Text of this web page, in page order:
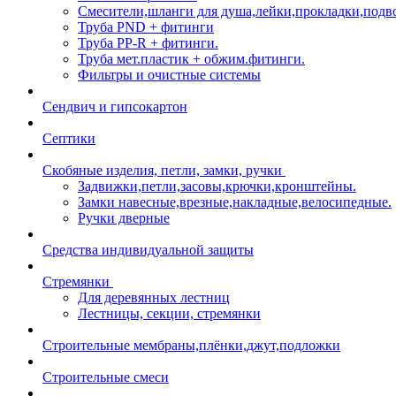
Смесители,шланги для
Труба PND + фитинги
Труба PP-R + фитинги.
Труба мет.пластик + обжим.фитинги.
Фильтры и очистные системы
Сендвич и гипсокартон
Септики
Скобяные изделия, петли, замки, ручки
Задвижки,петли,засовы,крючки,кронштейны.
Замки навесные,врезные,накладные,велосипедные.
Ручки дверные
Средства индивидуальной защиты
Стремянки
Для деревянных лестниц
Лестницы, секции, стремянки
Строительные мембраны,плёнки,джут,подложки
Строительные смеси